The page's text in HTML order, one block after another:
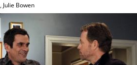
, Julie Bowen